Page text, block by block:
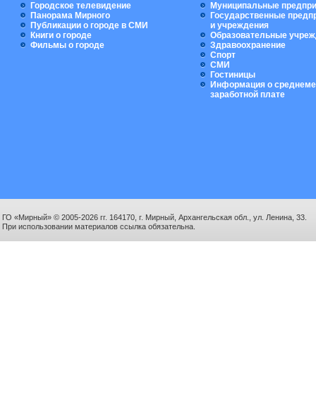
Городское телевидение
Панорама Мирного
Публикации о городе в СМИ
Книги о городе
Фильмы о городе
Муниципальные
Государственные
и учреждения
Образовательные
Здравоохранение
Спорт
СМИ
Гостиницы
Информация о
заработной плате
ГО «Мирный» © 2005-2026 гг. 164170, г. Мирный, Архангельская обл., ул. Ленина, 33.
При использовании материалов ссылка обязательна.